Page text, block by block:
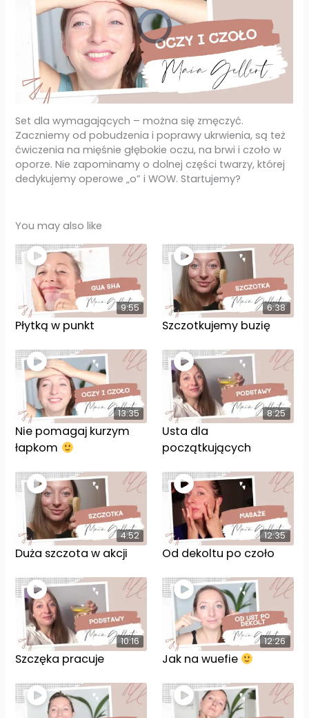
Set dla wymagających – można się zmęczyć.
Zaczniemy od pobudzenia i poprawy ukrwienia, są też
ćwiczenia na mięśnie głębokie oczu, na brwi i czoło w
oporze. Nie zapominamy o dolnej części twarzy, której
dedykujemy operowe „o” i WOW. Startujemy?
You may also like
9:55
Płytką w punkt
6:38
Szczotkujemy buzię
13:35
Nie pomagaj kurzym
łapkom
8:25
Usta dla
początkujących
4:52
Duża szczota w akcji
12:35
Od dekoltu po czoło
10:16
Szczęka pracuje
12:26
Jak na wuefie